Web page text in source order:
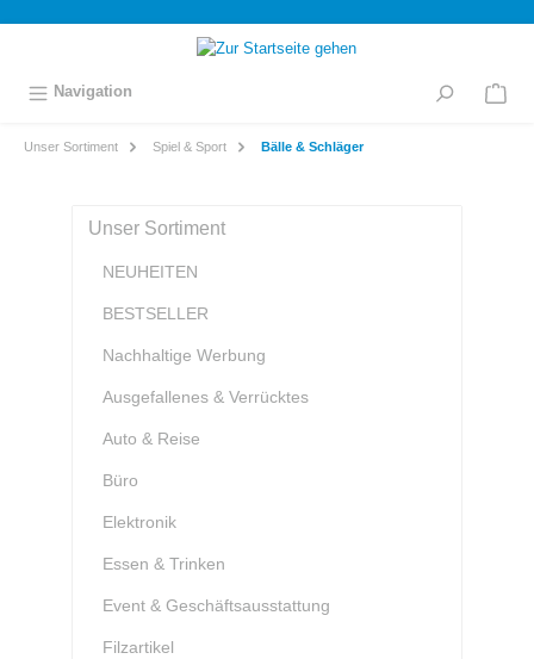
springen
Navigation
Unser Sortiment Spiel & Sport Bälle & Schläger
Unser Sortiment
NEUHEITEN
BESTSELLER
Nachhaltige Werbung
Ausgefallenes & Verrücktes
Auto & Reise
Büro
Elektronik
Essen & Trinken
Event & Geschäftsausstattung
Filzartikel